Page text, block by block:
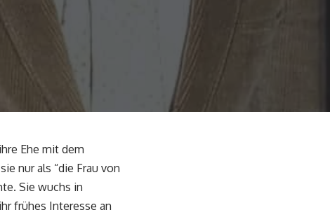
Ehe mit dem
nur als “die Frau von
Sie wuchs in
frühes Interesse an